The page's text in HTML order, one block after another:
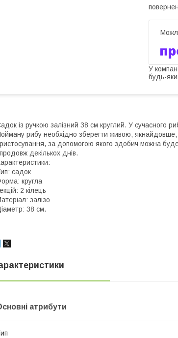
У
будь-
із ручкою залізний 38 см круглий. У сучасного
рибу необхідно зберегти живою,
за допомогою якого здобич можна
декількох днів.
садок
кругла
2 кілець
залізо
38 см.
атрибути